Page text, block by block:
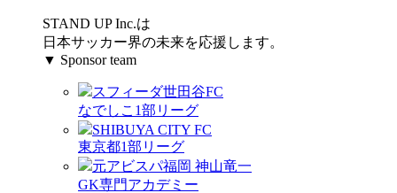
STAND UP Inc.は
日本サッカー界の未来を応援します。
▼ Sponsor team
スフィーダ世田谷FC
なでしこ1部リーグ
SHIBUYA CITY FC
東京都1部リーグ
元アビスパ福岡 神山竜一
GK専門アカデミー